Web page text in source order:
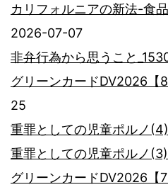
カリフォルニアの新法-食
2026-07-07
非弁行為から思うこと
グリーンカードDV2026【8
25
重罪としての児童ポルノ
重罪としての児童ポルノ
グリーンカードDV2026【7